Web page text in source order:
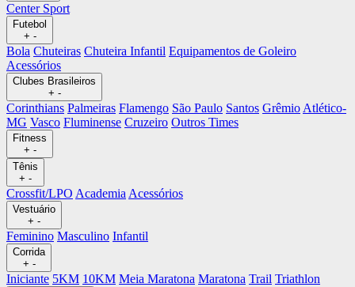
Center Sport
Futebol
+ -
Bola Chuteiras Chuteira Infantil Equipamentos de Goleiro
Acessórios
Clubes Brasileiros
+ -
Corinthians Palmeiras Flamengo São Paulo Santos Grêmio Atlético-
MG Vasco Fluminense Cruzeiro Outros Times
Fitness
+ -
Tênis
+ -
Crossfit/LPO Academia Acessórios
Vestuário
+ -
Feminino Masculino Infantil
Corrida
+ -
Iniciante 5KM 10KM Meia Maratona Maratona Trail Triathlon